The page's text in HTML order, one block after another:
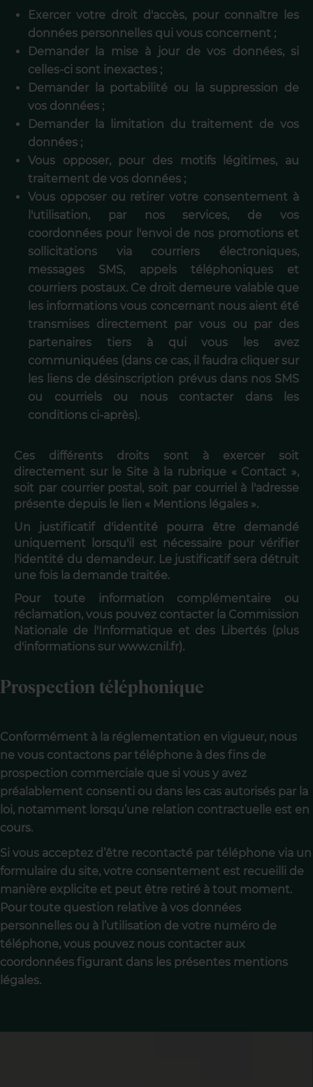
Exercer votre droit d'accès, pour connaître les
données personnelles qui vous concernent ;
Demander la mise à jour de vos données, si
celles-ci sont inexactes ;
Demander la portabilité ou la suppression de
vos données ;
Demander la limitation du traitement de vos
données ;
Vous opposer, pour des motifs légitimes, au
traitement de vos données ;
Vous opposer ou retirer votre consentement à
l'utilisation, par nos services, de vos
coordonnées pour l'envoi de nos promotions et
sollicitations via courriers électroniques,
messages SMS, appels téléphoniques et
courriers postaux. Ce droit demeure valable que
les informations vous concernant nous aient été
transmises directement par vous ou par des
partenaires tiers à qui vous les avez
communiquées (dans ce cas, il faudra cliquer sur
les liens de désinscription prévus dans nos SMS
ou courriels ou nous contacter dans les
conditions ci-après).
Ces différents droits sont à exercer soit
directement sur le Site à la rubrique « Contact »,
soit par courrier postal, soit par courriel à l'adresse
présente depuis le lien « Mentions légales ».
Un justificatif d'identité pourra être demandé
uniquement lorsqu'il est nécessaire pour vérifier
l'identité du demandeur. Le justificatif sera détruit
une fois la demande traitée.
Pour toute information complémentaire ou
réclamation, vous pouvez contacter la Commission
Nationale de l'Informatique et des Libertés (plus
d'informations sur www.cnil.fr).
Prospection téléphonique
Conformément à la réglementation en vigueur, nous
ne vous contactons par téléphone à des fins de
prospection commerciale que si vous y avez
préalablement consenti ou dans les cas autorisés par la
loi, notamment lorsqu’une relation contractuelle est en
cours.
Si vous acceptez d’être recontacté par téléphone via un
formulaire du site, votre consentement est recueilli de
manière explicite et peut être retiré à tout moment.
Pour toute question relative à vos données
personnelles ou à l’utilisation de votre numéro de
téléphone, vous pouvez nous contacter aux
coordonnées figurant dans les présentes mentions
légales.